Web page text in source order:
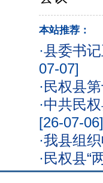
本站推荐：
·县委书
07-07]
·民权县
·中共民
[26-07-06]
·我县组
·民权县“